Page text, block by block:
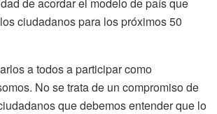
ciudadanos para los próximos 50
a todos a participar como
No se trata de un compromiso de
que debemos entender que lo